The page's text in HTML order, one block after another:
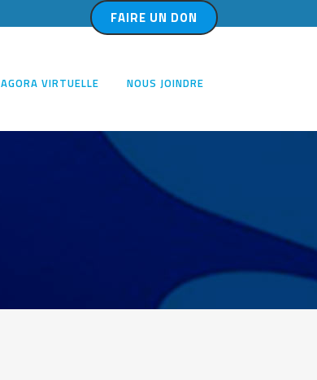
FAIRE UN DON
AGORA VIRTUELLE NOUS JOINDRE